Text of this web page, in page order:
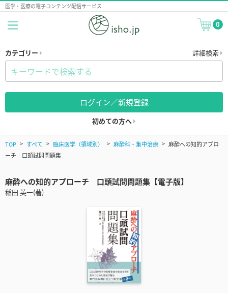
医学・医療の電子コンテンツ配信サービス
0
カテゴリー 詳細検索
ログイン／新規登録
初めての方へ
TOP すべて 臨床医学（領域別） 麻酔科・集中治療
麻酔への知的アプロ
ーチ 口頭試問問題集
麻酔への知的アプローチ 口頭試問問題集【電子版】
稲田 英一(著)